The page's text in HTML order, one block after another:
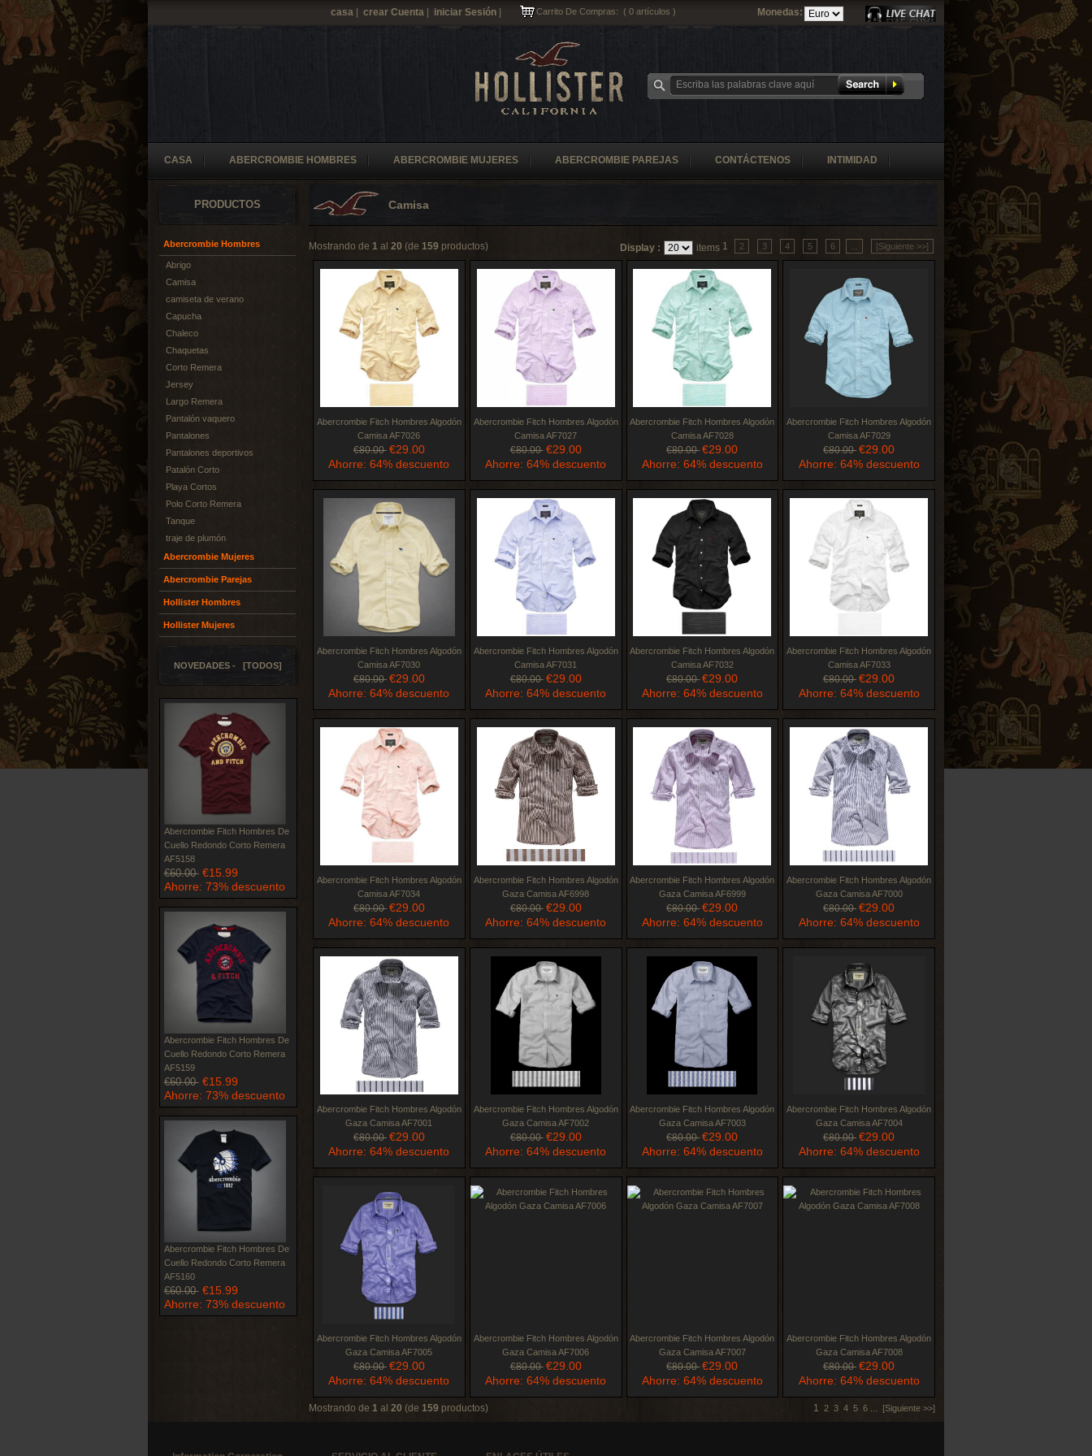
casa crear Cuenta iniciar Sesión Carrito De Compras: ( 0 artículos ) Monedas:
CASA ABERCROMBIE HOMBRES ABERCROMBIE MUJERES ABERCROMBIE PAREJAS CONTÁCTENOS INTIMIDAD
PRODUCTOS
Abercrombie Hombres
Abrigo
Camisa
camiseta de verano
Capucha
Chaleco
Chaquetas
Corto Remera
Jersey
Largo Remera
Pantalón vaquero
Pantalones
Pantalones deportivos
Patalón Corto
Playa Cortos
Polo Corto Remera
Tanque
traje de plumón
Abercrombie Mujeres
Abercrombie Parejas
Hollister Hombres
Hollister Mujeres
NOVEDADES - [TODOS]
Abercrombie Fitch Hombres De
Cuello Redondo Corto Remera
AF5158
€60.00 €15.99
Ahorre: 73% descuento
Abercrombie Fitch Hombres De
Cuello Redondo Corto Remera
AF5159
€60.00 €15.99
Ahorre: 73% descuento
Abercrombie Fitch Hombres De
Cuello Redondo Corto Remera
AF5160
€60.00 €15.99
Ahorre: 73% descuento
Camisa
Mostrando de 1 al 20 (de 159 productos) 1 2 3 4 5 6 [Siguiente >>]
Display : items
Abercrombie Fitch Hombres Algodón
Camisa AF7026
€80.00 €29.00
Ahorre: 64% descuento
Abercrombie Fitch Hombres Algodón
Camisa AF7027
€80.00 €29.00
Ahorre: 64% descuento
Abercrombie Fitch Hombres Algodón
Camisa AF7028
€80.00 €29.00
Ahorre: 64% descuento
Abercrombie Fitch Hombres Algodón
Camisa AF7029
€80.00 €29.00
Ahorre: 64% descuento
Abercrombie Fitch Hombres Algodón
Camisa AF7030
€80.00 €29.00
Ahorre: 64% descuento
Abercrombie Fitch Hombres Algodón
Camisa AF7031
€80.00 €29.00
Ahorre: 64% descuento
Abercrombie Fitch Hombres Algodón
Camisa AF7032
€80.00 €29.00
Ahorre: 64% descuento
Abercrombie Fitch Hombres Algodón
Camisa AF7033
€80.00 €29.00
Ahorre: 64% descuento
Abercrombie Fitch Hombres Algodón
Camisa AF7034
€80.00 €29.00
Ahorre: 64% descuento
Abercrombie Fitch Hombres Algodón
Gaza Camisa AF6998
€80.00 €29.00
Ahorre: 64% descuento
Abercrombie Fitch Hombres Algodón
Gaza Camisa AF6999
€80.00 €29.00
Ahorre: 64% descuento
Abercrombie Fitch Hombres Algodón
Gaza Camisa AF7000
€80.00 €29.00
Ahorre: 64% descuento
Abercrombie Fitch Hombres Algodón
Gaza Camisa AF7001
€80.00 €29.00
Ahorre: 64% descuento
Abercrombie Fitch Hombres Algodón
Gaza Camisa AF7002
€80.00 €29.00
Ahorre: 64% descuento
Abercrombie Fitch Hombres Algodón
Gaza Camisa AF7003
€80.00 €29.00
Ahorre: 64% descuento
Abercrombie Fitch Hombres Algodón
Gaza Camisa AF7004
€80.00 €29.00
Ahorre: 64% descuento
Abercrombie Fitch Hombres Algodón
Gaza Camisa AF7005
€80.00 €29.00
Ahorre: 64% descuento
Abercrombie Fitch Hombres Algodón
Gaza Camisa AF7006
€80.00 €29.00
Ahorre: 64% descuento
Abercrombie Fitch Hombres Algodón
Gaza Camisa AF7007
€80.00 €29.00
Ahorre: 64% descuento
Abercrombie Fitch Hombres Algodón
Gaza Camisa AF7008
€80.00 €29.00
Ahorre: 64% descuento
Mostrando de 1 al 20 (de 159 productos) 1 2 3 4 5 6 [Siguiente >>]